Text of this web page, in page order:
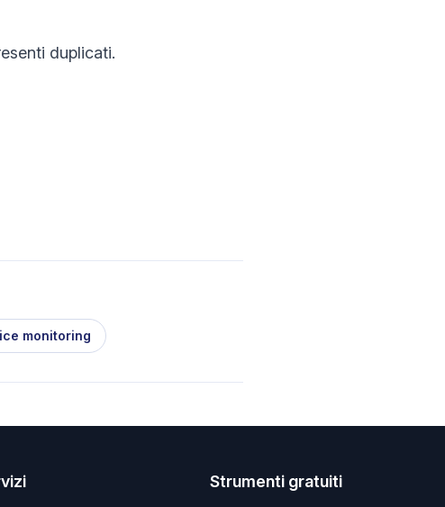
duplicati.
monitoring
Strumenti gratuiti